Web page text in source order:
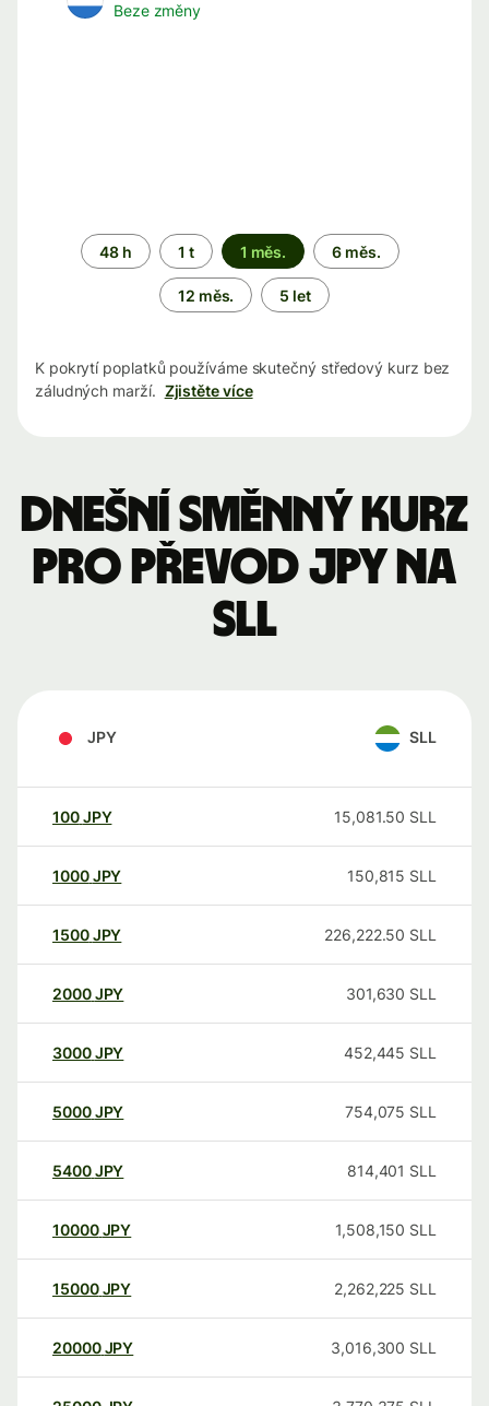
Beze změny
Časové
období
48 h 1 t 1 měs. 6 měs.
12 měs. 5 let
K pokrytí poplatků používáme skutečný středový kurz bez
záludných marží. Zjistěte více
Dnešní směnný kurz
pro převod JPY na
SLL
JPY SLL
100JPY 15,081.50 SLL
1000JPY 150,815 SLL
1500JPY 226,222.50 SLL
2000JPY 301,630 SLL
3000JPY 452,445 SLL
5000JPY 754,075 SLL
5400JPY 814,401 SLL
10000 JPY 1,508,150 SLL
15000 JPY 2,262,225 SLL
20000 JPY 3,016,300 SLL